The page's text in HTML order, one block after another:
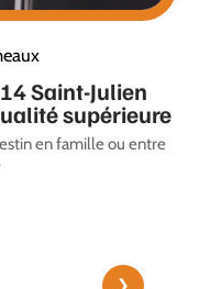
Saint-Julien
supérieure
en famille ou entre